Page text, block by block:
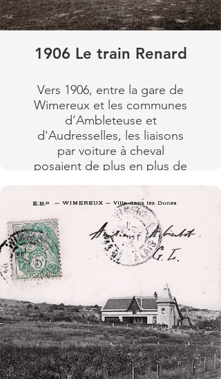
Cette jolie villa présentait
tous les éléments de l'art
symétrie, géométrie
confort.
Lire plus
1906 Le train Renard
Vers 1906, entre la gare de
Wimereux et les communes
d’Ambleteuse et
d'Audresselles, les liaisons
par voiture à cheval
posaient de plus en plus de
L’autorisation préfectorale
de circulation du Train
Renard entre la gare de
Wimereux et Ambleteuse
fut publiée le 26 juillet 1906.
Il est expressément interdit
dans le règlement "de lutter
de vitesse avec le tramway
du TAW"… Le train Renard
était un train routier dont